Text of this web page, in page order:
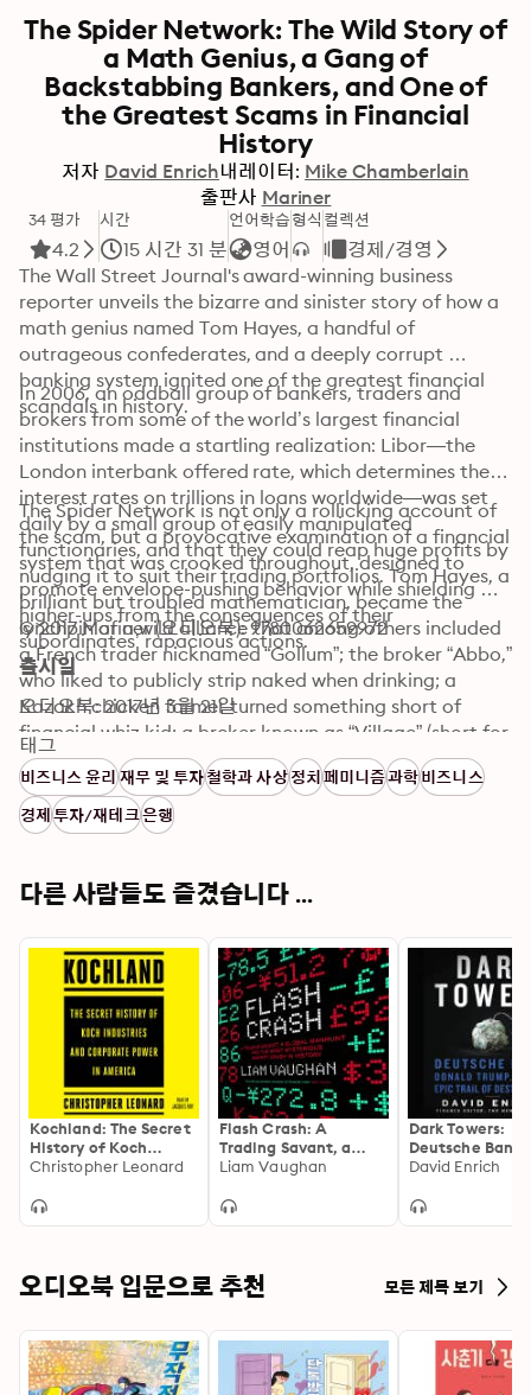
The Spider Network: The Wild Story of
a Math Genius, a Gang of
Backstabbing Bankers, and One of
the Greatest Scams in Financial
History
저자 David Enrich내레이터: Mike Chamberlain
출판사 Mariner
34 평가
4.2
시간
15 시간 31 분
언어학습
영어
형식 컬렉션
경제/경영
The Wall Street Journal's award-winning business
reporter unveils the bizarre and sinister story of how a
math genius named Tom Hayes, a handful of
outrageous confederates, and a deeply corrupt
banking system ignited one of the greatest financial
scandals in history.
In 2006, an oddball group of bankers, traders and
brokers from some of the world’s largest financial
institutions made a startling realization: Libor—the
London interbank offered rate, which determines the
interest rates on trillions in loans worldwide—was set
daily by a small group of easily manipulated
functionaries, and that they could reap huge profits by
nudging it to suit their trading portfolios. Tom Hayes, a
brilliant but troubled mathematician, became the
lynchpin of a wild alliance that among others included
a French trader nicknamed “Gollum”; the broker “Abbo,”
who liked to publicly strip naked when drinking; a
Kazakh chicken farmer turned something short of
financial whiz kid; a broker known as “Village” (short for
“Village Idiot”) and fascinated with human-animal sex;
an executive called “Clumpy” because of his patchwork
hair loss; and a broker uncreatively nicknamed “Big
Nose.” Eventually known as the “Spider Network,”
unraveled in spectacularly vicious, backstabbing
The Spider Network is not only a rollicking account of
the scam, but a provocative examination of a financial
system that was crooked throughout, designed to
promote envelope-pushing behavior while shielding
higher-ups from the consequences of their
subordinates’ rapacious actions.
© 2017 Mariner (오디오북): 9780062659972
출시일
오디오북: 2017년 3월 21일
태그
비즈니스 윤리재무 및 투자철학과 사상정치페미니즘과학비즈니스
경제투자/재테크은행
다른 사람들도 즐겼습니다 ...
Kochland: The Secret
History of Koch
Industries and
America
Christopher Leonard
Flash Crash: A
Trading Savant, a
Global Manhunt and
Market Crash in
Liam Vaughan
Dark Towers:
Deutsche Bank,
Donald Trump,
Destruction
David Enrich
오디오북 입문으로 추천 모든 제목 보기